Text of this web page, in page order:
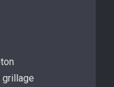
grillage